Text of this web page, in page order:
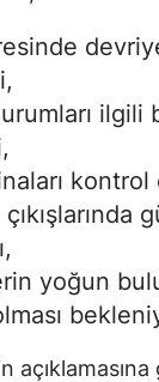
ilgili
kontrol
yoğun